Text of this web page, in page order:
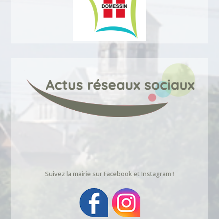
Suivez la mairie sur Facebook et Instagram !